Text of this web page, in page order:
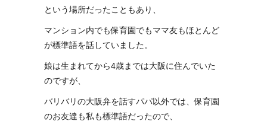
という場所だったこともあり、
マンション内でも保育園でもママ友もほとんど
が標準語を話していました。
娘は生まれてから4歳までは大阪に住んでいた
のですが、
バリバリの大阪弁を話すパパ以外では、保育園
のお友達も私も標準語だったので、